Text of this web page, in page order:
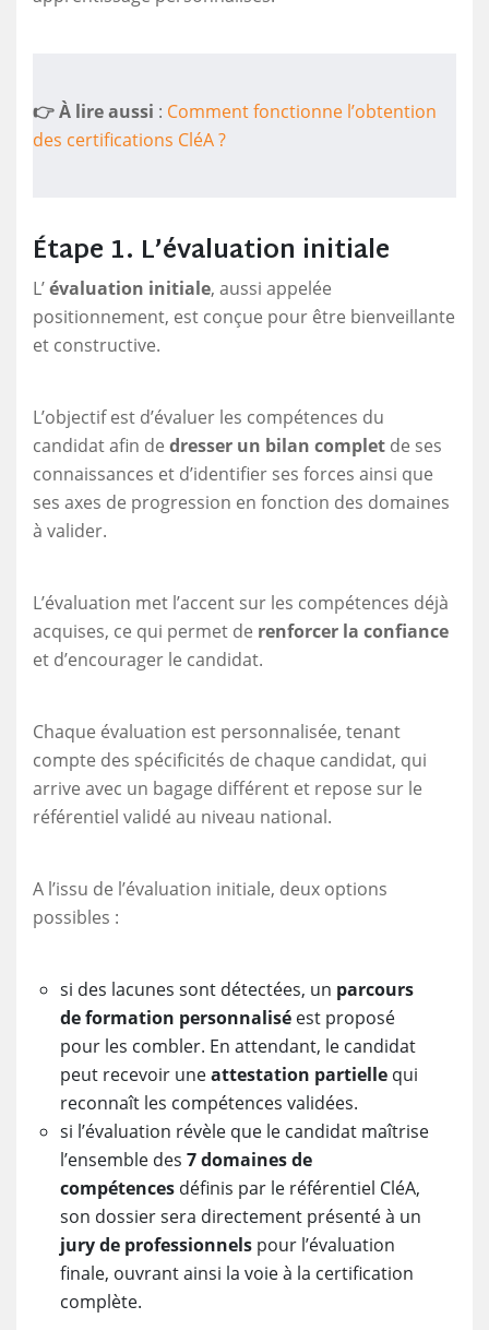
👉 À lire aussi : Comment fonctionne l’obtention
des certifications CléA ?
Étape 1. L’évaluation initiale
L’évaluation initiale, aussi appelée
positionnement, est conçue pour être bienveillante
et constructive.
L’objectif est d’évaluer les compétences du
candidat afin de dresser un bilan complet de ses
connaissances et d’identifier ses forces ainsi que
ses axes de progression en fonction des domaines
à valider.
L’évaluation met l’accent sur les compétences déjà
acquises, ce qui permet de renforcer la confiance
et d’encourager le candidat.
Chaque évaluation est personnalisée, tenant
compte des spécificités de chaque candidat, qui
arrive avec un bagage différent et repose sur le
référentiel validé au niveau national.
A l’issu de l’évaluation initiale, deux options
possibles :
si des lacunes sont détectées, un parcours
de formation personnalisé est proposé
pour les combler. En attendant, le candidat
peut recevoir uneattestation partielle qui
reconnaît les compétences validées.
si l’évaluation révèle que le candidat maîtrise
l’ensemble des 7 domaines de
compétences définis par le référentiel CléA,
son dossier sera directement présenté à un
jury de professionnels pour l’évaluation
finale, ouvrant ainsi la voie à la certification
complète.